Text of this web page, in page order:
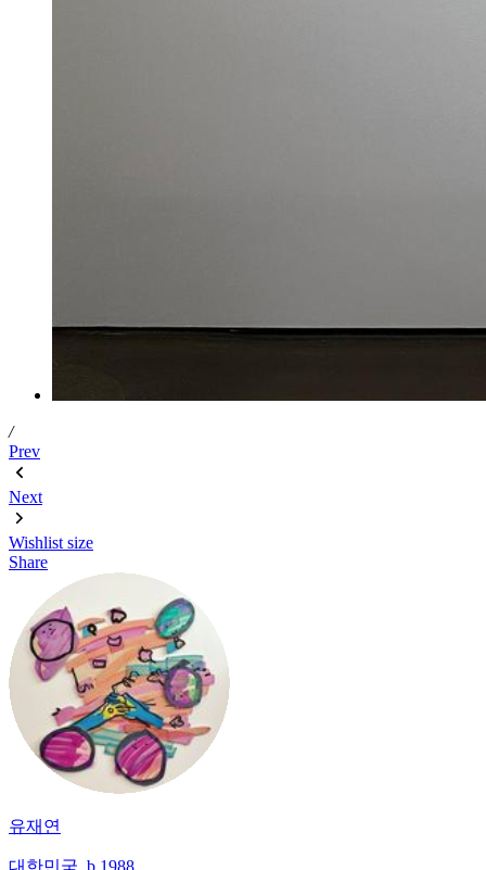
/
Prev
Next
Wishlist size
Share
유재연
대한민국, b.1988